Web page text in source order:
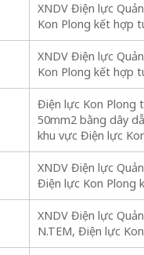
XNDV Điện lực
Kon Plong kết hợp
XNDV Điện lực
Kon Plong kết hợp
Điện lực Kon Plong
50mm2 bằng dây
khu vực Điện lực
XNDV Điện lực
Điện lực Kon Plong
XNDV Điện lực
N.TEM, Điện lực